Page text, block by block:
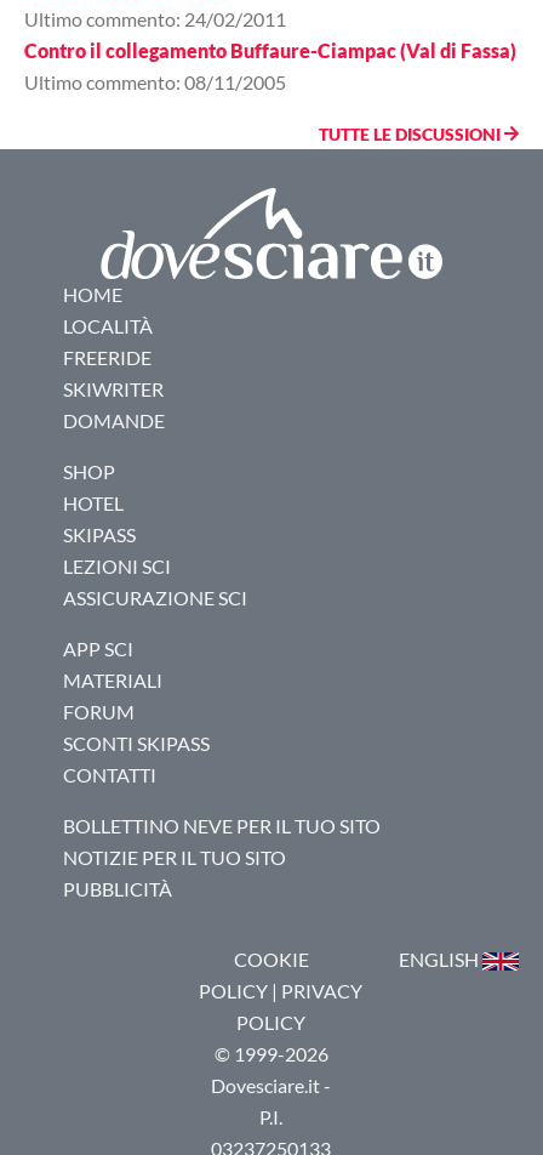
Ultimo commento: 24/02/2011
Contro il collegamento Buffaure-Ciampac (Val di Fassa)
Ultimo commento: 08/11/2005
TUTTE LE DISCUSSIONI
HOME
LOCALITÀ
FREERIDE
SKIWRITER
DOMANDE
SHOP
HOTEL
SKIPASS
LEZIONI SCI
ASSICURAZIONE SCI
APP SCI
MATERIALI
FORUM
SCONTI SKIPASS
CONTATTI
BOLLETTINO NEVE PER IL TUO SITO
NOTIZIE PER IL TUO SITO
PUBBLICITÀ
COOKIE
POLICY| PRIVACY
POLICY
© 1999-2026
Dovesciare.it -
P.I.
03237250133
ENGLISH